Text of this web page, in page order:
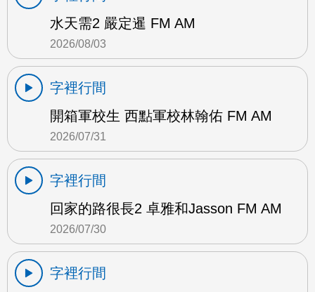
水天需2 嚴定暹 FM AM
2026/08/03
字裡行間
開箱軍校生 西點軍校林翰佑 FM AM
2026/07/31
字裡行間
回家的路很長2 卓雅和Jasson FM AM
2026/07/30
字裡行間